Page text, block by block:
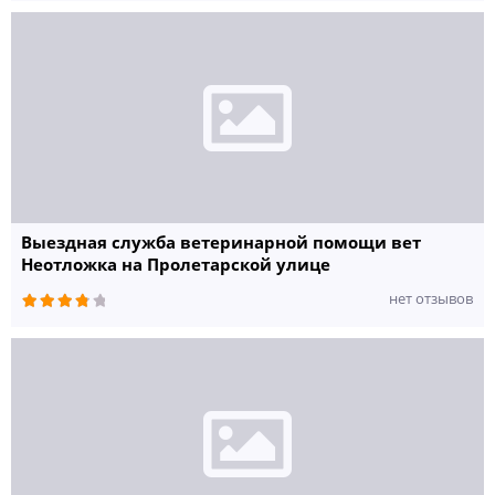
зубных камней и зубных отложений УЗ-скалером
Общая анестезия (седация) .Рассчитывается в зависимости от веса
животного ,длительности медикаментозного сна ,используемых
препаратов.
2000 руб.
250 руб.
Выездная служба ветеринарной помощи вет
Неотложка на Пролетарской улице
нет отзывов